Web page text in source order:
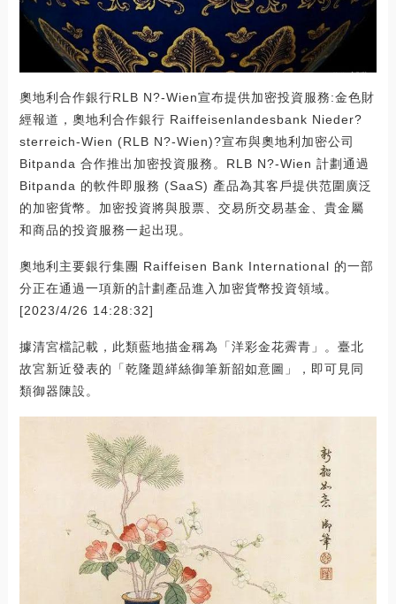
奧地利合作銀行RLB N?-Wien宣布提供加密投資服務:金色財
經報道，奧地利合作銀行 Raiffeisenlandesbank Nieder?
sterreich-Wien (RLB N?-Wien)?宣布與奧地利加密公司
Bitpanda 合作推出加密投資服務。RLB N?-Wien 計劃通過
Bitpanda 的軟件即服務 (SaaS) 產品為其客戶提供范圍廣泛
的加密貨幣。加密投資將與股票、交易所交易基金、貴金屬
和商品的投資服務一起出現。
奧地利主要銀行集團 Raiffeisen Bank International 的一部
分正在通過一項新的計劃產品進入加密貨幣投資領域。
[2023/4/26 14:28:32]
據清宮檔記載，此類藍地描金稱為「洋彩金花霽青」。臺北
故宮新近發表的「乾隆題緙絲御筆新韶如意圖」，即可見同
類御器陳設。